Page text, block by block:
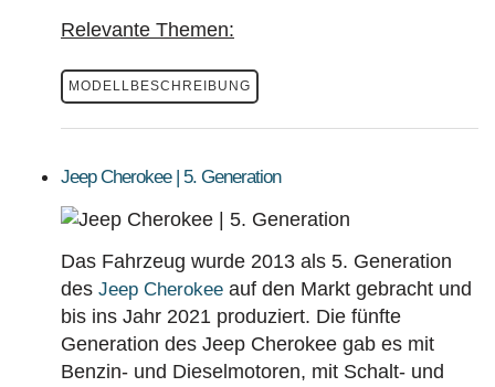
Relevante Themen:
MODELLBESCHREIBUNG
Jeep Cherokee | 5. Generation
Das Fahrzeug wurde 2013 als 5. Generation
des Jeep Cherokee auf den Markt gebracht und
bis ins Jahr 2021 produziert. Die fünfte
Generation des Jeep Cherokee gab es mit
Benzin- und Dieselmotoren, mit Schalt- und